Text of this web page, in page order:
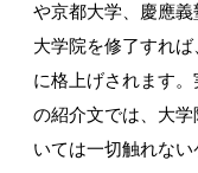
や京都大学、慶應
大学院を修了すれ
に格上げされます
の紹介文では、大
いては一切触れない